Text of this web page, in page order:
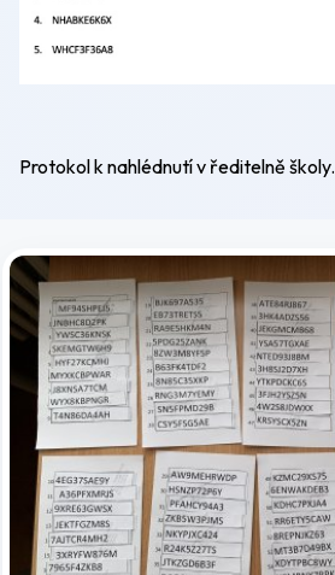
Protokol k nahlédnutí v ředitelně školy.